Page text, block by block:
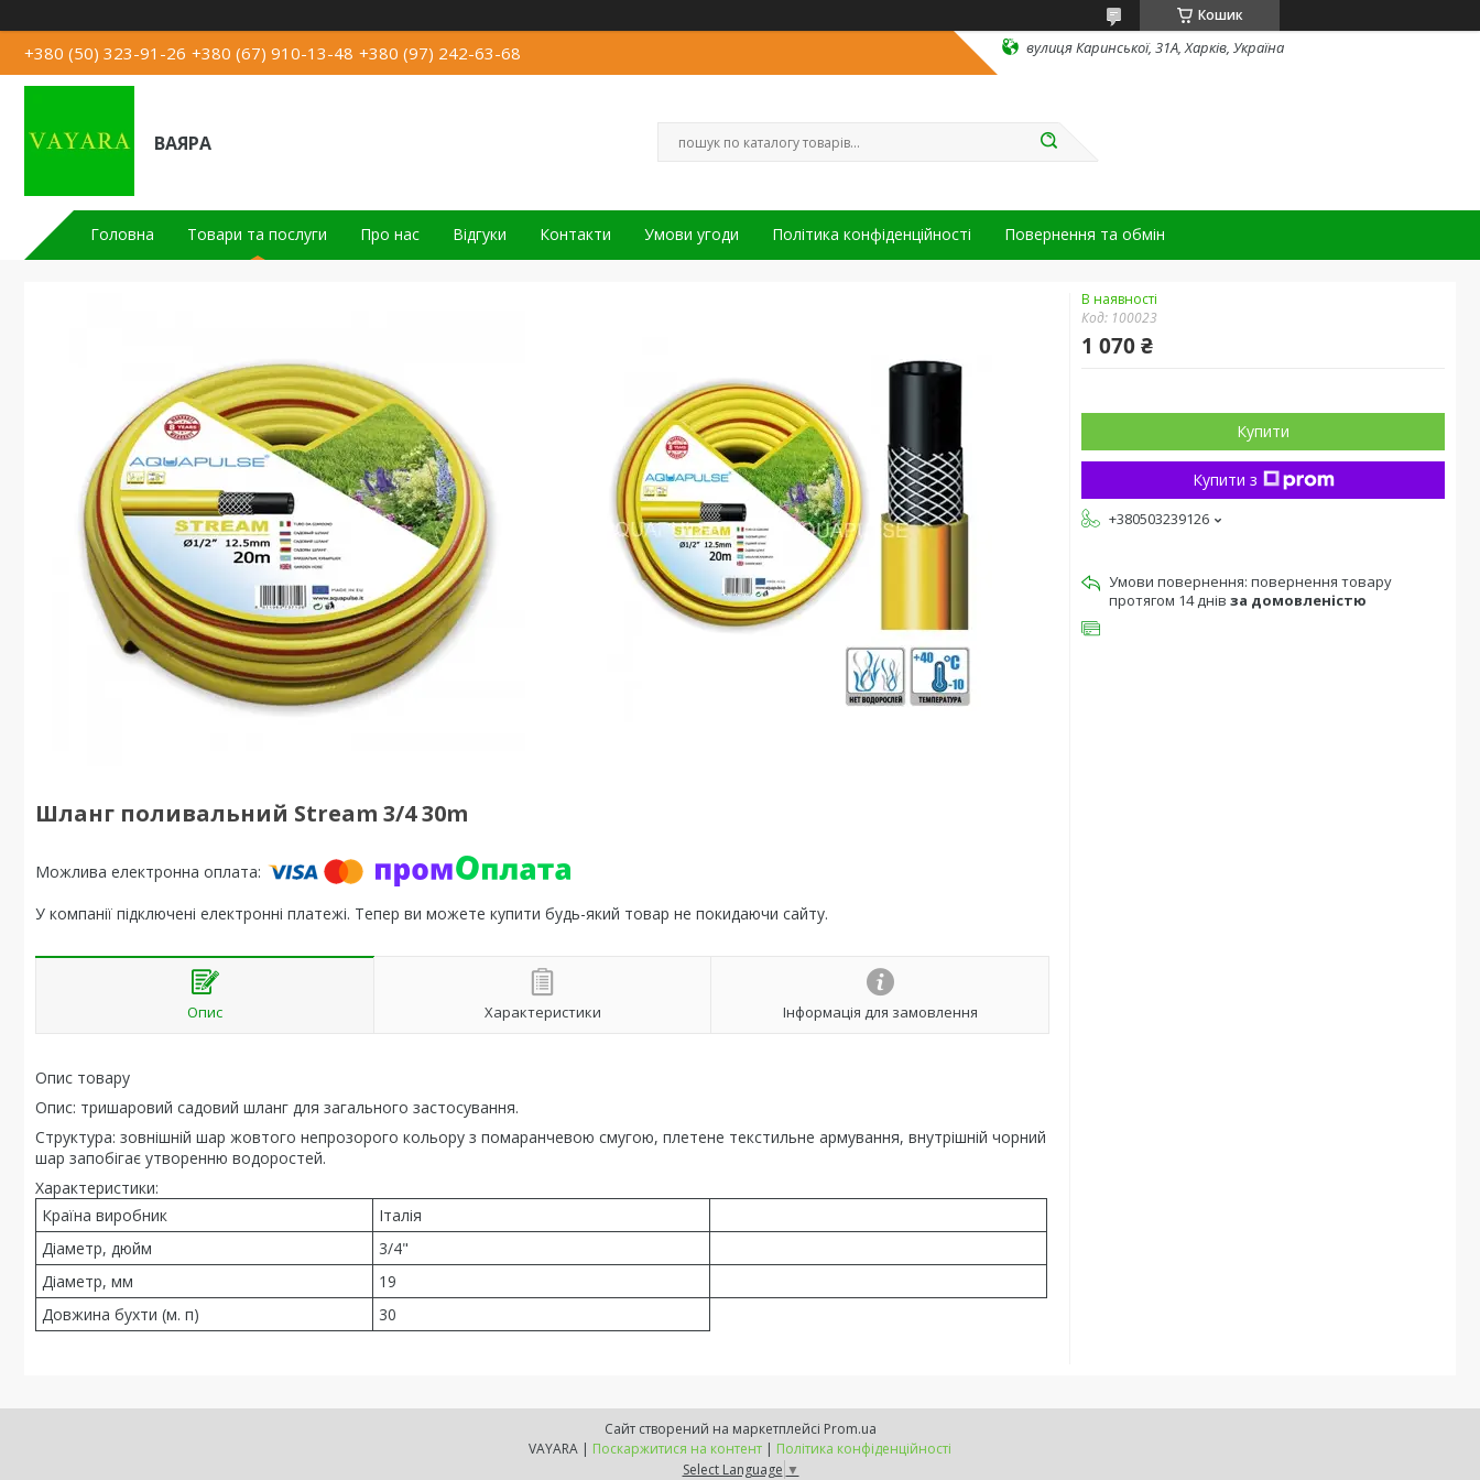
Кошик
+380 (50) 323-91-26 +380 (67) 910-13-48 +380 (97) 242-63-68 вулиця Каринської, 31А, Харків, Україна
ВАЯРА
Головна Товари та послуги Про нас Відгуки Контакти Умови угоди Політика конфіденційності Повернення та обмін
Шланг поливальний Stream 3/4 30m
У компанії підключені електронні платежі. Тепер ви можете купити будь-який товар не покидаючи сайту.
Опис Характеристики Інформація для замовлення
Опис товару
Опис: тришаровий садовий шланг для загального застосування.
Структура: зовнішній шар жовтого непрозорого кольору з помаранчевою смугою, плетене текстильне армування, внутрішній чорний
шар запобігає утворенню водоростей.
Характеристики:
Країна виробник
Італія
Діаметр, дюйм
3/4"
Діаметр, мм
19
Довжина бухти (м. п)
30
В наявності
Код: 100023
1 070 ₴
Купити
Купити з
+380503239126
повернення товару
протягом 14 днів за домовленістю
Сайт створений на маркетплейсі Prom.ua
VAYARA | Поскаржитися на контент | Політика конфіденційності
Select Language ▼